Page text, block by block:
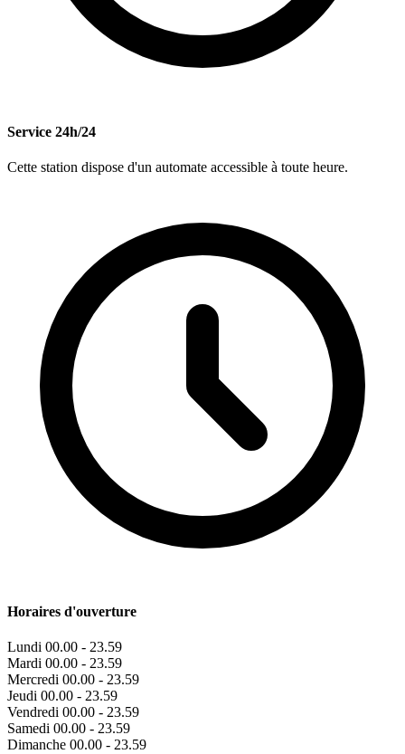
Service 24h/24
Cette station dispose d'un automate accessible à toute heure.
Horaires d'ouverture
Lundi 00.00 - 23.59
Mardi 00.00 - 23.59
Mercredi 00.00 - 23.59
Jeudi 00.00 - 23.59
Vendredi 00.00 - 23.59
Samedi 00.00 - 23.59
Dimanche 00.00 - 23.59